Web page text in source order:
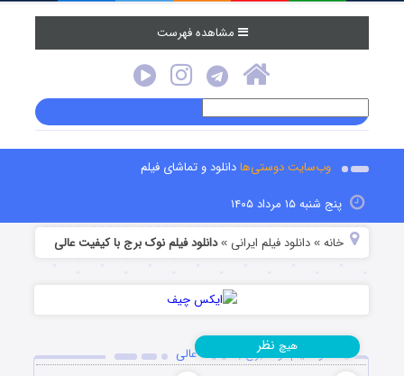
مشاهده فهرست
وب‌سایت دوستی‌هادانلود و تماشای فیلم
پنج شنبه ۱۵ مرداد ۱۴۰۵
خانه »دانلود فیلم‌ ایرانی »دانلود فیلم نوک برج با کیفیت عالی
دانلود فیلم نوک برج با کیفیت عالی
هیچ نظر